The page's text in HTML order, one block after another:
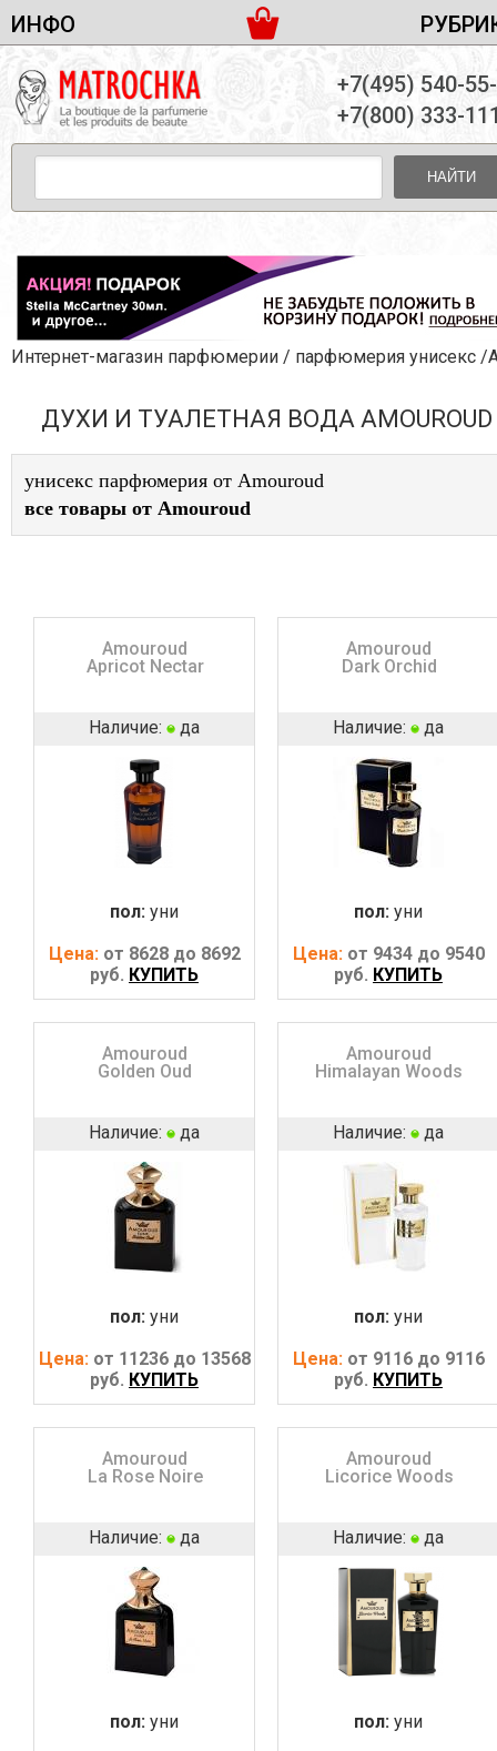
ИНФО
ДОСТАВКА И ОПЛАТА
ПАРТНЕРСТВО
КОНТАКТЫ
ЖЕНСКАЯ ПАРФЮМЕРИЯ
МУЖСКАЯ ПАРФЮМЕРИЯ
УНИСЕКС ПАРФЮМЕРИЯ
ЖЕНСКИЕ НАБОРЫ
МУЖСКИЕ НАБОРЫ
УНИСЕКС НАБОРЫ
УХОД ЗА ЛИЦОМ
УХОД ЗА ТЕЛОМ
ДЕКОРАТИВНАЯ КОСМЕТИКА
+7(495) 540-
+7(800) 333-
НАЙТИ
Интернет-магазин парфюмерии / парфюмерия унисекс /
ДУХИ И ТУАЛЕТНАЯ ВОДА AMOUROUD
унисекс парфюмерия от Amouroud
все товары от Amouroud
Amouroud
Apricot Nectar
Наличие: да
пол: уни
Цена: от 8628 до 8692
руб. КУПИТЬ
Amouroud
Dark Orchid
Наличие: да
пол: уни
Цена: от 9434 до 9540
руб. КУПИТЬ
Amouroud
Golden Oud
Наличие: да
пол: уни
Цена: от 11236 до 13568
руб. КУПИТЬ
Amouroud
Himalayan Woods
Наличие: да
пол: уни
Цена: от 9116 до 9116
руб. КУПИТЬ
Amouroud
La Rose Noire
Наличие: да
пол: уни
Amouroud
Licorice Woods
Наличие: да
пол: уни